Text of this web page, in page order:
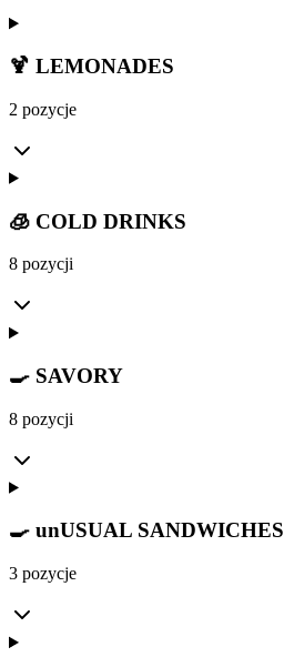
🍹 LEMONADES
2 pozycje
🧊 COLD DRINKS
8 pozycji
🍳 SAVORY
8 pozycji
🍳 unUSUAL SANDWICHES
3 pozycje